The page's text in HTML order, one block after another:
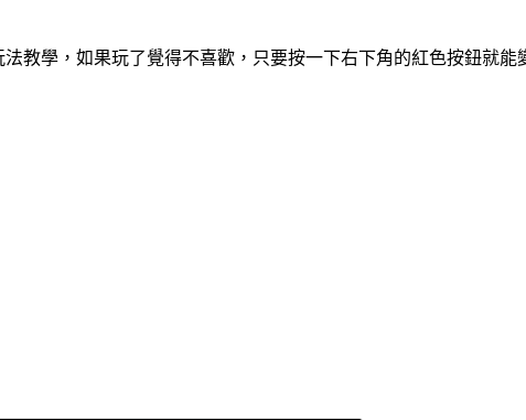
教學，如果玩了覺得不喜歡，只要按一下右下角的紅色按鈕就能